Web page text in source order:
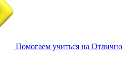
Помогаем учиться на Отлично